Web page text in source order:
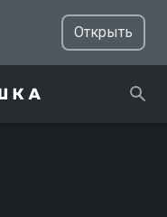
Открыть